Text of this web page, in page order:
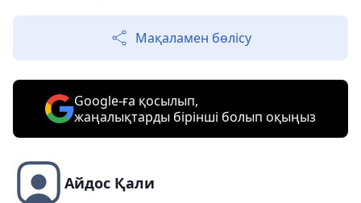
Мақаламен бөлісу
Google-ға қосылып,
жаңалықтарды бірінші болып оқыңыз
Айдос Қали